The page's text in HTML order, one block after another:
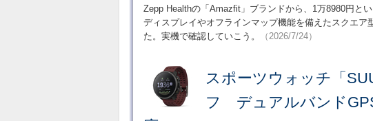
Zepp Healthの「Amazfit」ブランドから、1万8980円と
ディスプレイやオフラインマップ機能を備えたスクエ
た。実機で確認していこう。
（2026/7/24）
スポーツウォッチ「
フ デュアルバンド